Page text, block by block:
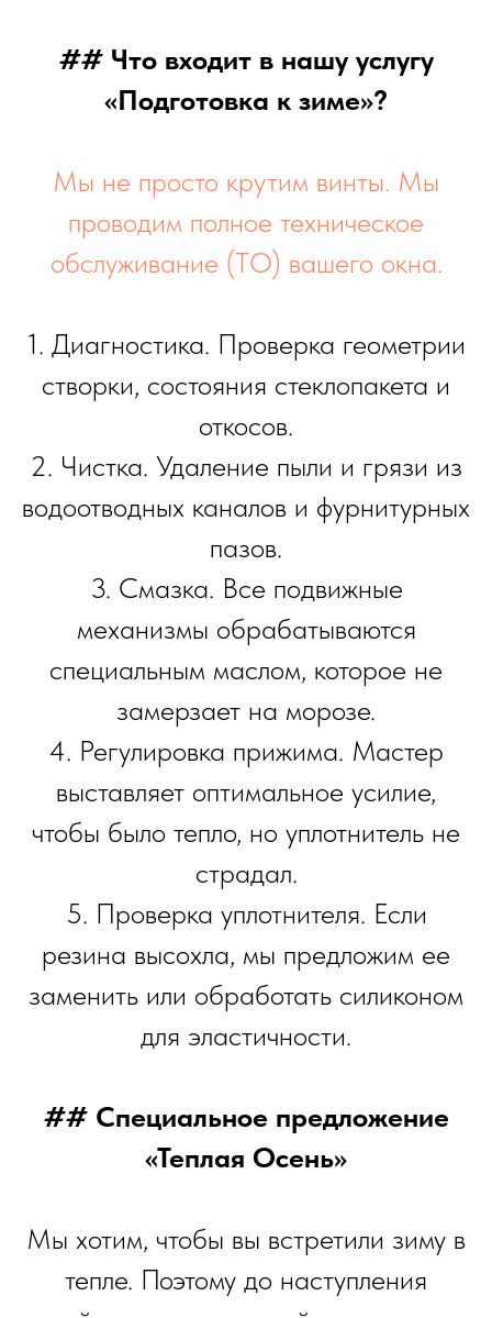
## Что входит в нашу услугу
«Подготовка к зиме»?
Мы не просто крутим винты. Мы
проводим полное техническое
обслуживание (ТО) вашего окна.
1. Диагностика. Проверка геометрии
створки, состояния стеклопакета и
откосов.
2. Чистка. Удаление пыли и грязи из
водоотводных каналов и фурнитурных
пазов.
3. Смазка. Все подвижные
механизмы обрабатываются
специальным маслом, которое не
замерзает на морозе.
4. Регулировка прижима. Мастер
выставляет оптимальное усилие,
чтобы было тепло, но уплотнитель не
страдал.
5. Проверка уплотнителя. Если
резина высохла, мы предложим ее
заменить или обработать силиконом
для эластичности.
## Специальное предложение
«Теплая Осень»
Мы хотим, чтобы вы встретили зиму в
тепле. Поэтому до наступления